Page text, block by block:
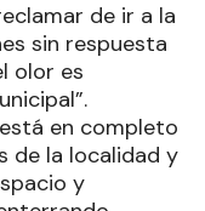
de ir a la
sin respuesta
olor es
en completo
de la localidad y
y